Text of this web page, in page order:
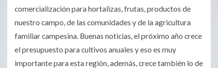
comercialización para hortalizas, frutas, productos de
nuestro campo, de las comunidades y de la agricultura
familiar campesina. Buenas noticias, el próximo año crece
el presupuesto para cultivos anuales y eso es muy
importante para esta región, además, crece también lo de